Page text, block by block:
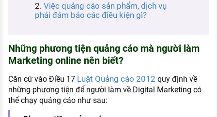
Kỹ năng nghề nghiệp
Đặc trưng từng nghề
Xu hướng việc làm
XÂY DỰNG VÀ PHÁT TRIỂN ĐỘI NGŨ
NHÂN SỰ
TUYỂN DỤNG VIỆC LÀM
Việc quảng cáo sản phẩm, dịch vụ
phải đảm bảo các điều kiện gì?
Những phương tiện quảng cáo mà người làm
Marketing online nên biết?
Căn cứ vào Điều 17 Luật Quảng cáo 2012 quy định về
những phương tiện để người làm về Digital Marketing có
thể chạy quảng cáo như sau: